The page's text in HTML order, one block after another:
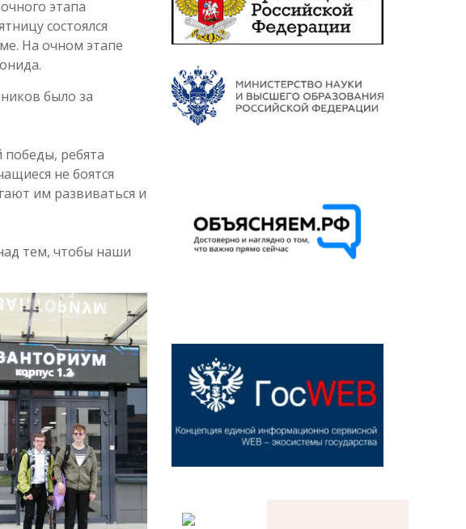
этапа
состоялся
На очном этапе
было за
ребята
не боятся
им развиваться и
тем, чтобы наши